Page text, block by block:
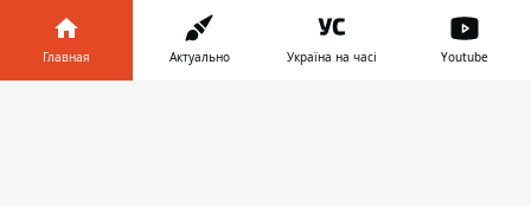
Украина
Реклама
Главная Актуально Україна на часі Youtube